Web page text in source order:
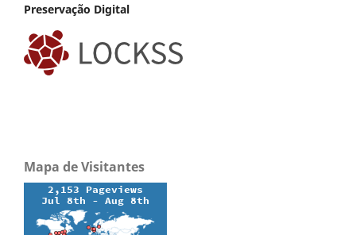
Preservação Digital
Mapa de Visitantes